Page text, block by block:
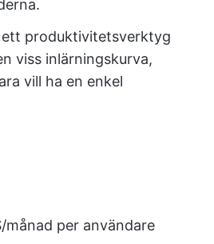
produktivitetsverktyg
viss inlärningskurva,
vill ha en enkel
månad per användare